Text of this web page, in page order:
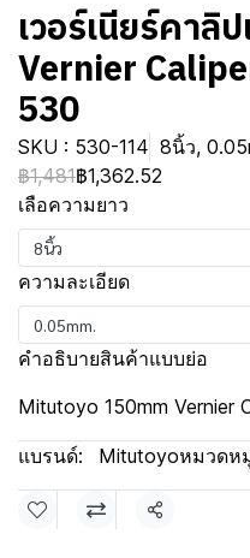
เวอร์เนียร์คาลิ
Vernier
530
SKU : 530-114 8นิ้ว,
฿1,481฿1,362.52
เลือความยาว
8นิ้ว
ความละเอียด
0.05mm.
คำอธิบายสินค้าแบบย่อ
Mitutoyo 150mm Vernier
แบรนด์: Mitutoyoหมวดห
แชร์